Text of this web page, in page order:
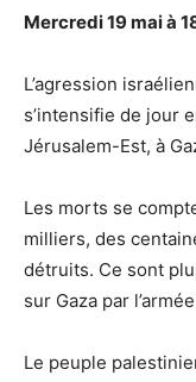
Mercredi 19 mai à
L’agression
s’intensifie de jour
Jérusalem-Est, à
Les morts se
milliers, des
détruits. Ce sont
sur Gaza par
Le peuple